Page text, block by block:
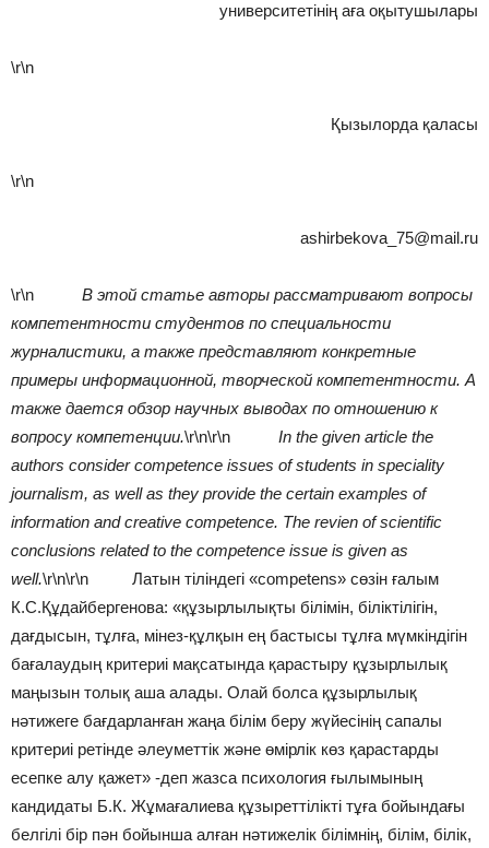
университетінің аға оқытушылары
\r\n
Қызылорда қаласы
\r\n
ashirbekova_75@mail.ru
\r\n В этой статье авторы рассматривают вопросы
компетентности студентов по специальности
журналистики, а также представляют конкретные
примеры информационной, творческой компетентности. А
также дается обзор научных выводах по отношению к
вопросу компетенции.\r\n\r\n
In the given article the
authors consider competence issues of students in speciality
journalism, as well as they provide the certain examples of
information and creative competence. The revien of scientific
conclusions related to the competence issue is given as
well.\r\n\r\n
Латын тіліндегі «competens» сөзін ғалым
К.С.Құдайбергенова: «құзырлылықты білімін, біліктілігін,
дағдысын, тұлға, мінез-құлқын ең бастысы тұлға мүмкіндігін
бағалаудың критериі мақсатында қарастыру құзырлылық
маңызын толық аша алады. Олай болса құзырлылық
нәтижеге бағдарланған жаңа білім беру жүйесінің сапалы
критериі ретінде әлеуметтік және өмірлік көз қарастарды
есепке алу қажет» -деп жазса психология ғылымының
кандидаты Б.К. Жұмағалиева құзыреттілікті тұға бойындағы
белгілі бір пән бойынша алған нәтижелік білімнің, білім, білік,